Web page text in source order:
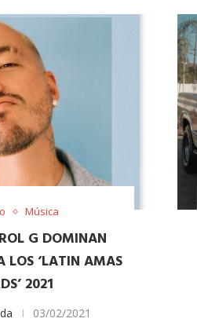
Música
G DOMINAN
LOS ‘LATIN AMAS
2021
03/02/2021
former acting director of the
claims...